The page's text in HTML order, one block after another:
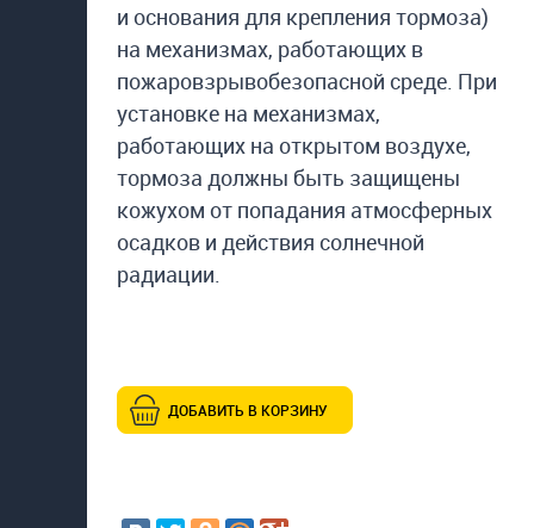
и основания для крепления тормоза)
на механизмах, работающих в
пожаровзрывобезопасной среде. При
установке на механизмах,
работающих на открытом воздухе,
тормоза должны быть защищены
кожухом от попадания атмосферных
осадков и действия солнечной
радиации.
ДОБАВИТЬ В КОРЗИНУ